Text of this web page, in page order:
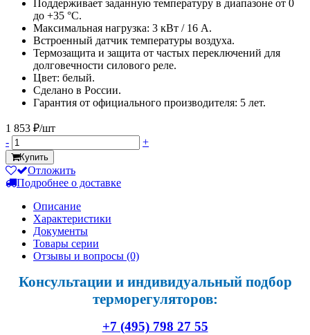
Поддерживает заданную температуру в диапазоне от 0
до +35 °С.
Максимальная нагрузка: 3 кВт / 16 А.
Встроенный датчик температуры воздуха.
Термозащита и защита от частых переключений для
долговечности силового реле.
Цвет: белый.
Сделано в России.
Гарантия от официального производителя: 5 лет.
1 853 ₽/шт
-
+
Купить
Отложить
Подробнее о доставке
Описание
Характеристики
Документы
Товары серии
Отзывы и вопросы (0)
Консультации и индивидуальный подбор
терморегуляторов:
+7 (495) 798 27 55